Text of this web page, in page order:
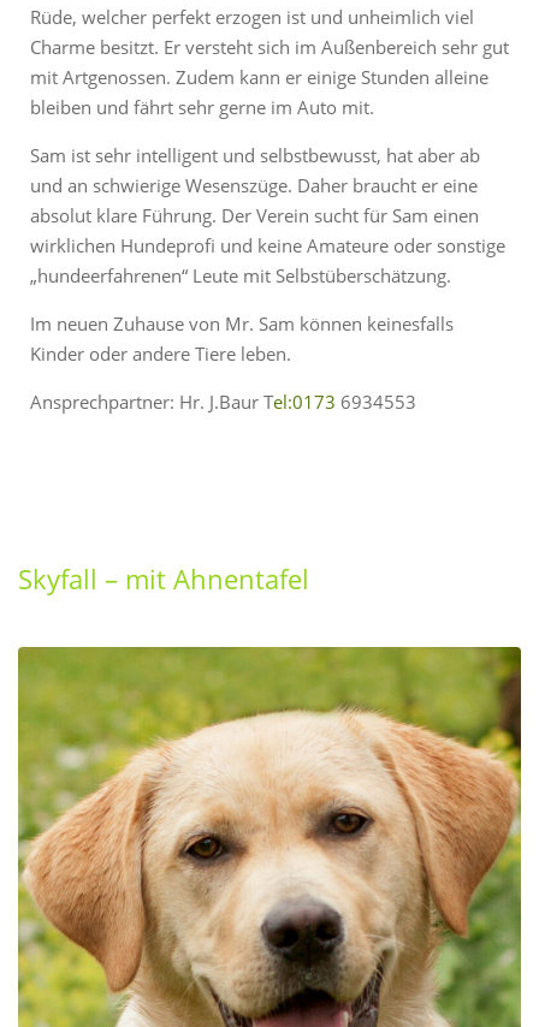
Rüde, welcher perfekt erzogen ist und unheimlich viel
Charme besitzt. Er versteht sich im Außenbereich sehr gut
mit Artgenossen. Zudem kann er einige Stunden alleine
bleiben und fährt sehr gerne im Auto mit.
Sam ist sehr intelligent und selbstbewusst, hat aber ab
und an schwierige Wesenszüge. Daher braucht er eine
absolut klare Führung. Der Verein sucht für Sam einen
wirklichen Hundeprofi und keine Amateure oder sonstige
„hundeerfahrenen“ Leute mit Selbstüberschätzung.
Im neuen Zuhause von Mr. Sam können keinesfalls
Kinder oder andere Tiere leben.
Ansprechpartner: Hr. J.Baur Tel:0173 6934553
Skyfall – mit Ahnentafel